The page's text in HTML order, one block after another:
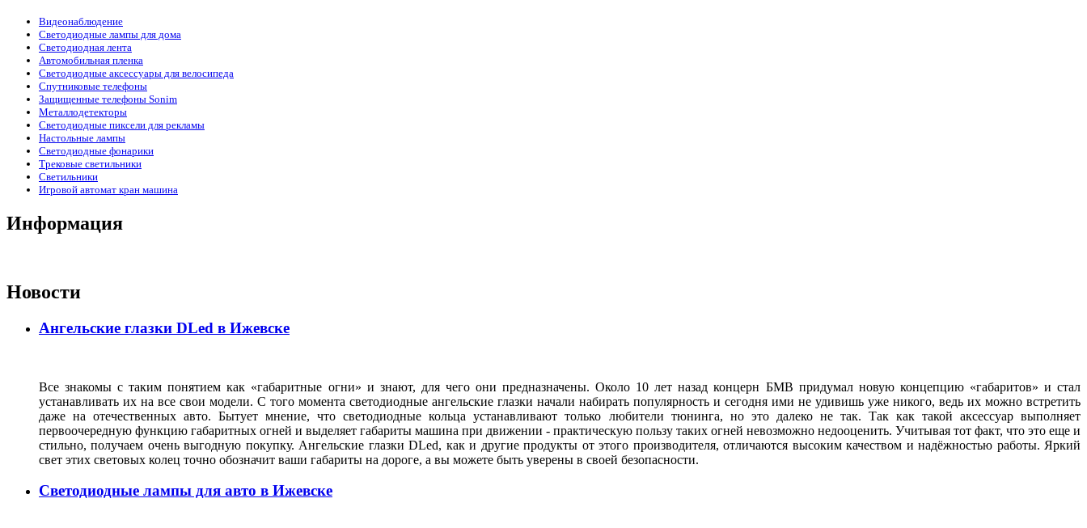
Видеонаблюдение
Светодиодные лампы для дома
Светодиодная лента
Автомобильная пленка
Светодиодные аксессуары для велосипеда
Спутниковые телефоны
Защищенные телефоны Sonim
Металлодетекторы
Светодиодные пиксели для рекламы
Настольные лампы
Светодиодные фонарики
Трековые светильники
Светильники
Игровой автомат кран машина
Информация
Новости
Ангельские глазки DLed в Ижевске
Все знакомы с таким понятием как «габаритные огни» и знают, для чего они предназначены. Около 10 лет назад концерн БМВ придумал новую концепцию «габаритов» и стал
устанавливать их на все свои модели. С того момента светодиодные ангельские глазки начали набирать популярность и сегодня ими не удивишь уже никого, ведь их можно встретить
даже на отечественных авто. Бытует мнение, что светодиодные кольца устанавливают только любители тюнинга, но это далеко не так. Так как такой аксессуар выполняет
первоочередную функцию габаритных огней и выделяет габариты машина при движении - практическую пользу таких огней невозможно недооценить. Учитывая тот факт, что это еще и
стильно, получаем очень выгодную покупку. Ангельские глазки DLed, как и другие продукты от этого производителя, отличаются высоким качеством и надёжностью работы. Яркий
свет этих световых колец точно обозначит ваши габариты на дороге, а вы можете быть уверены в своей безопасности.
Светодиодные лампы для авто в Ижевске